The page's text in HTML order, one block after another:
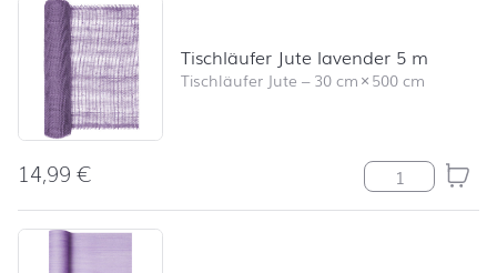
Tischläufer Jute lavender 5 m
Tischläufer Jute –30 cm×500 cm
14,99€ Tischläufer